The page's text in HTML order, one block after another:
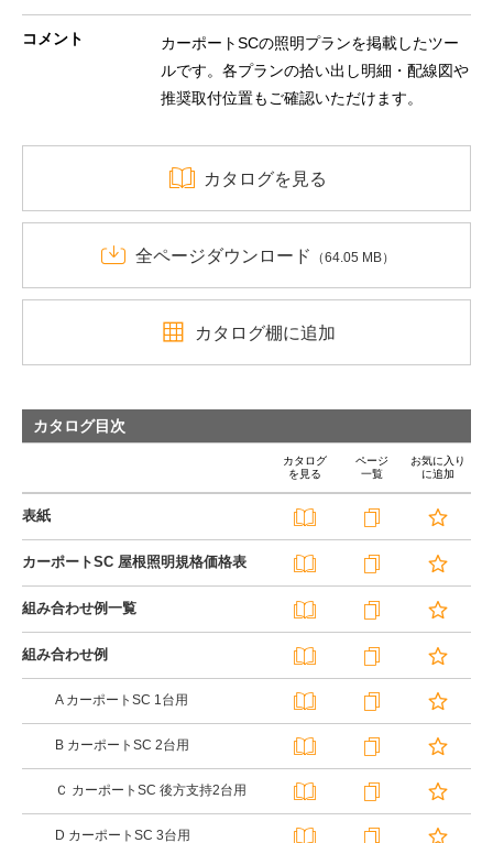
コメント
カーポートSCの照明プランを掲載したツー
ルです。各プランの拾い出し明細・配線図や
推奨取付位置もご確認いただけます。
カタログを見る
全ページダウンロード （64.05 MB）
カタログ棚に追加
カタログ目次
カタログ
を見る
ページ
一覧
お気に入り
に追加
表紙
カーポートSC 屋根照明規格価格表
組み合わせ例一覧
組み合わせ例
A カーポートSC 1台用
B カーポートSC 2台用
Ｃ カーポートSC 後方支持2台用
D カーポートSC 3台用